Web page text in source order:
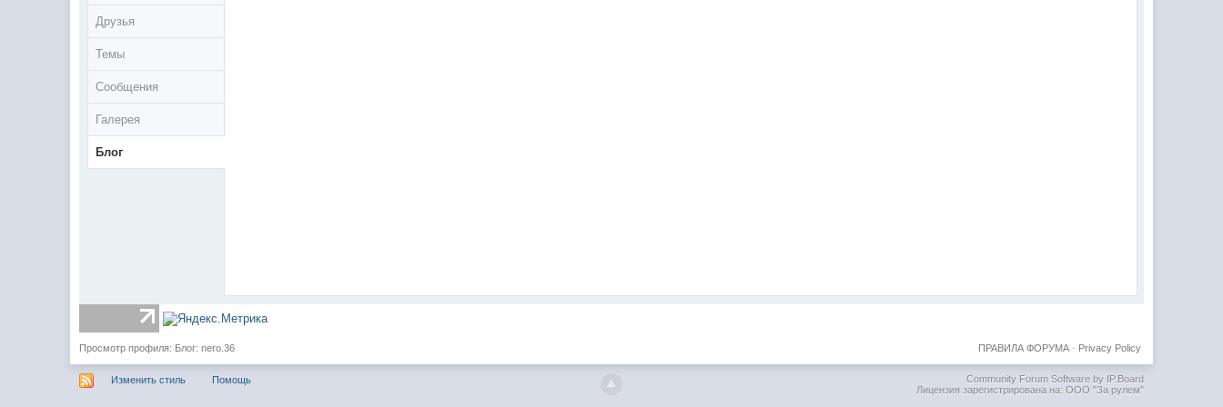
Друзья
Темы
Сообщения
Галерея
Блог
Просмотр профиля: Блог: nero.36 Privacy Policy
ПРАВИЛА ФОРУМА·
Изменить стиль Помощь
Community Forum Software by IP.Board
Лицензия зарегистрирована на: ООО "За рулем"